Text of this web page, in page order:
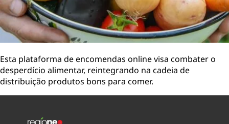
Esta plataforma de encomendas online visa combater o
desperdício alimentar, reintegrando na cadeia de
distribuição produtos bons para comer.